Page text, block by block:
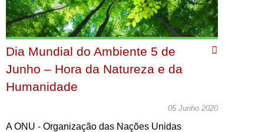
Dia Mundial do Ambiente 5 de
Junho – Hora da Natureza e da
Humanidade
05 Junho 2020
A ONU - Organização das Nações Unidas